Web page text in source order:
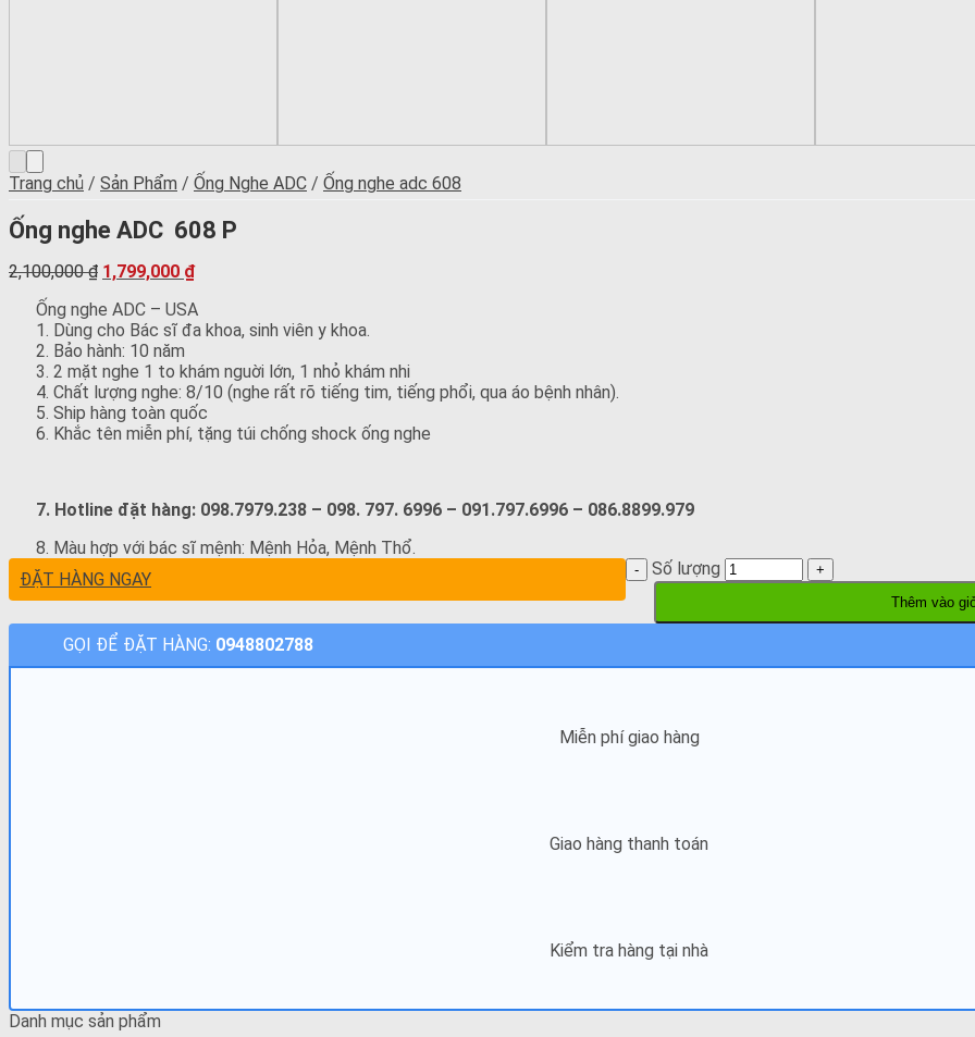
Trang chủ / Sản Phẩm / Ống Nghe ADC / Ống nghe adc 608
Ống nghe ADC 608 P
2,100,000₫ 1,799,000 ₫
Ống nghe ADC – USA
1. Dùng cho Bác sĩ đa khoa, sinh viên y khoa.
2. Bảo hành: 10 năm
3. 2 mặt nghe 1 to khám nguời lớn, 1 nhỏ khám nhi
4. Chất lượng nghe: 8/10 (nghe rất rõ tiếng tim, tiếng phổi, qua áo bệnh nhân).
5. Ship hàng toàn quốc
6. Khắc tên miễn phí, tặng túi chống shock ống nghe
7. Hotline đặt hàng: 098.7979.238 – 098. 797. 6996 – 091.797.6996 – 086.8899.979
8. Màu hợp với bác sĩ mệnh: Mệnh Hỏa, Mệnh Thổ.
ĐẶT HÀNG NGAY
Số lượng
Thêm vào
GỌI ĐỂ ĐẶT HÀNG: 0948802788
Miễn phí giao hàng
Giao hàng thanh toán
Kiểm tra hàng tại nhà
Danh mục sản phẩm